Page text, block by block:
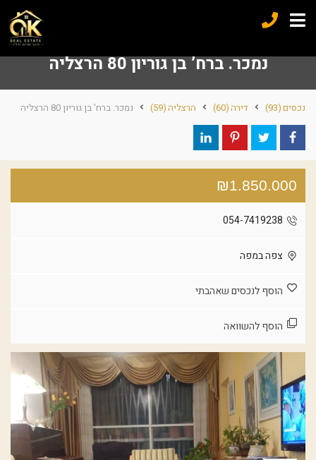
נמכר. ברח’ בן גוריון 80 הרצליה
נכסים(93) דירה(60) הרצליה(59) נמכר. ברח' בן גוריון 80 הרצליה
₪1.850.000
054-7419238
צפה במפה
הוסף לנכסים שאהבתי
הוסף להשוואה